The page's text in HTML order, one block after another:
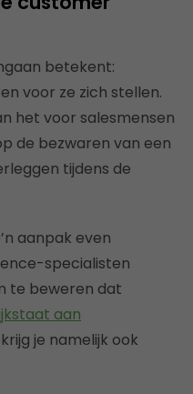
betekent:
voor ze zich stellen.
het voor salesmensen
de bezwaren van een
tijdens de
aanpak even
specialisten
te beweren dat
aan
je namelijk ook